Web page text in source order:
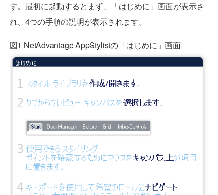
す。最初に起動するとまず、「はじめに」画面が表示さ
れ、4つの手順の説明が表示されます。
図1 NetAdvantage AppStylistの「はじめに」画面